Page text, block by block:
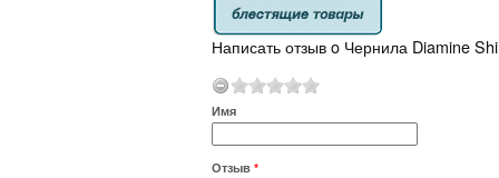
Написать отзыв o Чернила Diamine
Имя
Отзыв *